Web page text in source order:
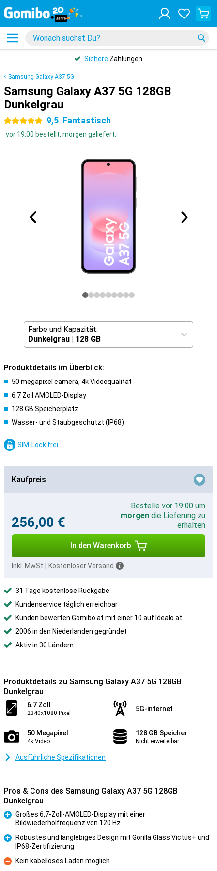
Sichere Zahlungen
Samsung Galaxy A37 5G
Samsung Galaxy A37 5G 128GB
Dunkelgrau
5 Sterne 9,5 Fantastisch
vor 19:00 bestellt, morgen geliefert.
Farbe und Kapazität:
Dunkelgrau | 128 GB
Produktdetails im Überblick:
50 megapixel camera, 4k Videoqualität
6.7 Zoll AMOLED-Display
128 GB Speicherplatz
Wasser- und Staubgeschützt (IP68)
SIM-Lock frei
Kaufpreis
256,00 €
Bestelle vor 19:00 um
morgen die Lieferung zu
erhalten
In den Warenkorb
Inkl. MwSt Kostenloser Versand
31 Tage kostenlose Rückgabe
Kundenservice täglich erreichbar
Kunden bewerten Gomibo.at mit einer 10 auf Idealo.at
2006 in den Niederlanden gegründet
Aktiv in 30 Ländern
Produktdetails zu Samsung Galaxy A37 5G 128GB
Dunkelgrau
6.7 Zoll
2340x1080 Pixel
5G-internet
50 Megapixel
4k Video
128 GB Speicher
Nicht erweiterbar
Ausführliche Spezifikationen
Pros & Cons des Samsung Galaxy A37 5G 128GB
Dunkelgrau
Großes 6,7-Zoll-AMOLED-Display mit einer
Bildwiederholfrequenz von 120 Hz
Robustes und langlebiges Design mit Gorilla Glass Victus+ und
IP68-Zertifizierung
Kontra
Kein kabelloses Laden möglich